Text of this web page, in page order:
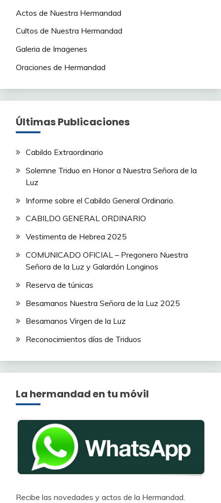
Actos de Nuestra Hermandad
Cultos de Nuestra Hermandad
Galeria de Imagenes
Oraciones de Hermandad
Últimas Publicaciones
Cabildo Extraordinario
Solemne Triduo en Honor a Nuestra Señora de la
Luz
Informe sobre el Cabildo General Ordinario.
CABILDO GENERAL ORDINARIO
Vestimenta de Hebrea 2025
COMUNICADO OFICIAL – Pregonero Nuestra
Señora de la Luz y Galardón Longinos
Reserva de túnicas
Besamanos Nuestra Señora de la Luz 2025
Besamanos Virgen de la Luz
Reconocimientos días de Triduos
La hermandad en tu móvil
Recibe las novedades y actos de la Hermandad.